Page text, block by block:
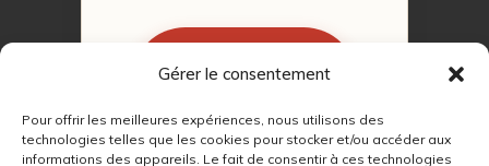
Gérer le consentement
Pour offrir les meilleures expériences, nous utilisons des
technologies telles que les cookies pour stocker et/ou accéder aux
informations des appareils. Le fait de consentir à ces technologies
RENDEZ-VOUS